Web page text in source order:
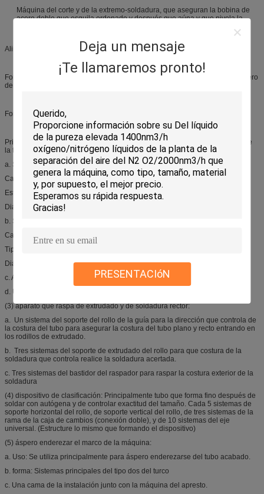
Deja un mensaje
¡Te llamaremos pronto!
PRESENTACIóN
Máquina del corte y de la extremo-soldadura, que aseguran la bobina de
acero doble que esquila ordenado y después que aúna y que nivela la
Alimentando y nivelando el dispositivo:
Forma: Arriba y abajo de cinco rollos se nivelan pasivo para enderezar el acero
de la tira antes de que se alimente en la formación de la unidad.
Formación del dispositivo:
Principalmente áspero molino-formación costura de la soldadura de acero de
la tira y el controlar.
a. Soporte horizontal del rollo:
Cantidad: 8
Estructura: 45#Cast el acero, vivienda doble, cambiando rueda en el lado
Diámetro del eje del rollo horizontal: Φ70mm, material: 42CrMo
b. Soporte vertical del rollo:
Cantidad: 9
Tipo: Rotación pasiva
Diámetro del eje del rollo vertical: Φ40mm, material: forja de acero 45#
c. Ajuste de método: Ajuste manual del solo polo espiral
d. Un sistema de la cama para la instalación
(3) aparato que raspa de extrudado y de soldadura rector:
a. Un sistema del soporte del rollo de la guía para la dirección que controla de
la costura del tubo para asegurar la costura del tubo plano y recto entrando en
los rodillos de extrudado.
b. Tres sistemas del soporte de extrudado del rollo para que costura de la
soldadura que controla realice la soldadura acertada.
c. Tres sistemas del bastidor del raspador para raspar la costura exterior de la
soldadura
(4) dispositivo de clasificación: Principalmente tubo que forma fino después de
soldar con autógena y de controlar exactitud del tamaño. Cada 5 sistemas de
soporte horizontal del rollo, de soporte vertical del rollo, de tres sistemas de la
rama de la caja de cambios (conexión doble), y de 10 sistemas del eje
universal. (Estructure lo mismo que formando el dispositivo)
(5) áspero enderezar el marco de la máquina:
a. Uso: Se utiliza principalmente para áspero enderezarse del tubo acabado.
b. forma: Sistemas principales del tipo dos del turco
c. Una cama de la instalación junto con la máquina del apresto.